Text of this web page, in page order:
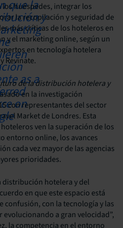
huéspedes, integrar los
la recopilación y seguridad de
más críticas de los hoteleros en
y el marketing online, según un
en tecnología hotelera
Revinate.
de la distribución hotelera y
en la investigación
con representantes del sector
Market de Londres. Esta
ven la superación de los
entorno online, los avances
cada vez mayor de las agencias
prioridades.
distribución hotelera y del
en que este espacio está
confusión, con la tecnología y las
a gran velocidad”,
la competencia en el entorno